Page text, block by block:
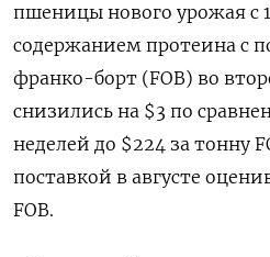
пшеницы нового урожая с
содержанием протеина с
франко-борт (FOB) во
снизились на $3 по
неделей до $224 за тонну
поставкой в августе
FOB.